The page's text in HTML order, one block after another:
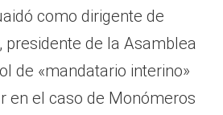
como dirigente de
presidente de la Asamblea
de «mandatario interino»
en el caso de Monómeros